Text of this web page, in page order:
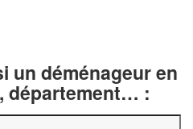
un déménageur en
département… :